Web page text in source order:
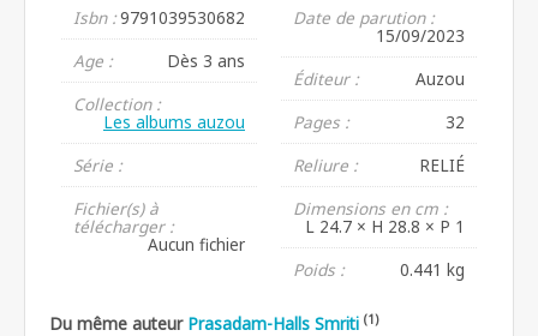
Isbn :9791039530682
Age :
Dès 3 ans
Collection :
Les albums auzou
Série :
Fichier(s) à
télécharger :
Aucun fichier
Date de parution :
15/09/2023
Éditeur :
Auzou
Pages :
32
Reliure :
RELIÉ
Dimensions en cm :
L 24.7 × H 28.8 × P 1
Poids :
0.441 kg
Du même auteur Prasadam-Halls Smriti (1)